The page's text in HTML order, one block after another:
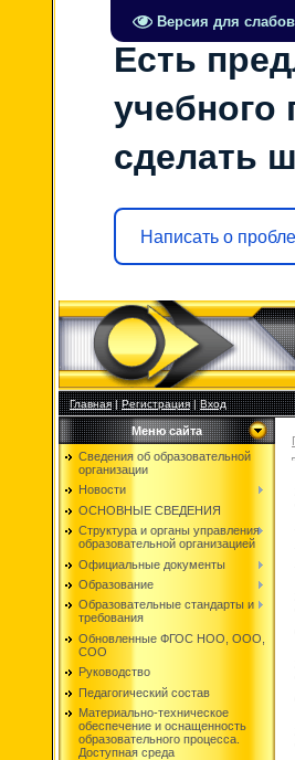
Версия для
Есть
учебного
сделать
Написать о
Главная|Регистрация|Вход
Меню сайта
Сведения об образовательной
организации
Новости
ОСНОВНЫЕ СВЕДЕНИЯ
Структура и органы управления
образовательной организацией
Официальные документы
Образование
Образовательные стандарты и
требования
Обновленные ФГОС НОО, ООО,
СОО
Руководство
Педагогический состав
Материально-техническое
обеспечение и оснащенность
образовательного процесса.
Доступная среда